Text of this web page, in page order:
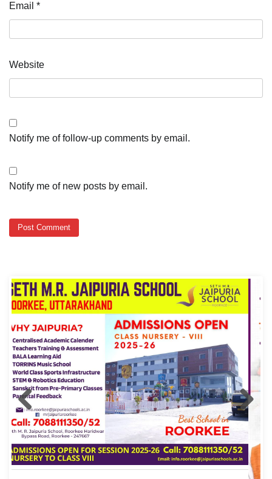
Email *
Website
Notify me of follow-up comments by email.
Notify me of new posts by email.